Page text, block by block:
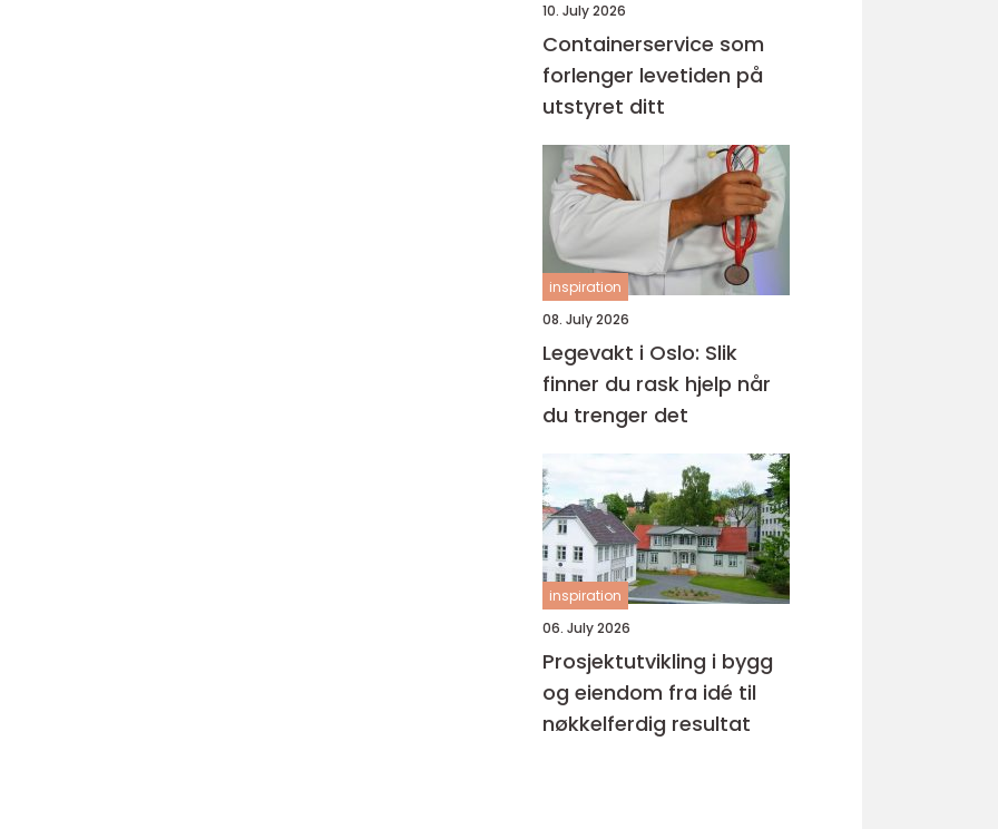
10. July 2026
Containerservice som
forlenger levetiden på
utstyret ditt
inspiration
08. July 2026
Legevakt i Oslo: Slik
finner du rask hjelp når
du trenger det
inspiration
06. July 2026
Prosjektutvikling i bygg
og eiendom fra idé til
nøkkelferdig resultat